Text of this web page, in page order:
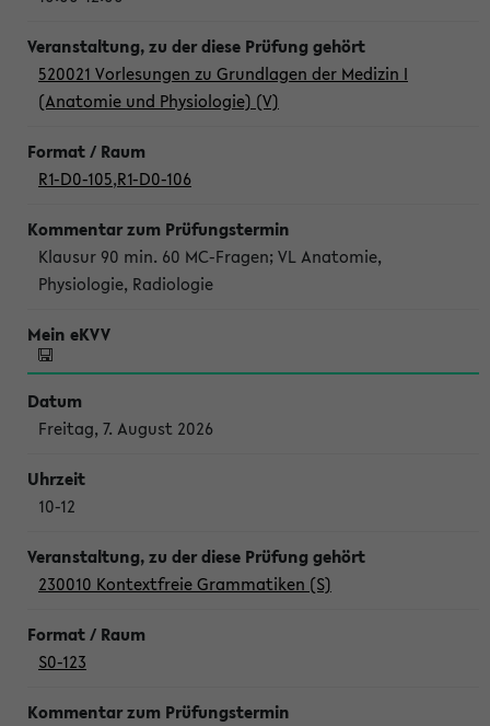
520021 Vorlesungen zu Grundlagen der Medizin I
(Anatomie und Physiologie) (V)
R1-D0-105,R1-D0-106
Klausur 90 min. 60 MC-Fragen; VL Anatomie,
Physiologie, Radiologie
Freitag, 7. August 2026
10-12
230010 Kontextfreie Grammatiken (S)
S0-123